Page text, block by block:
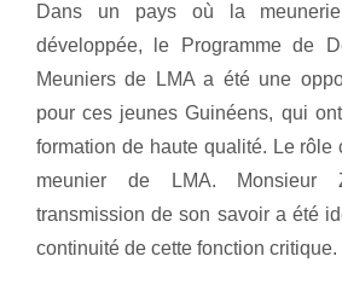
Dans un pays où la
développée, le Programme de
Meuniers de LMA a été une
pour ces jeunes Guinéens, qui
formation de haute qualité. Le rôle
meunier de LMA. Monsieur
transmission de son savoir a été
continuité de cette fonction critique.